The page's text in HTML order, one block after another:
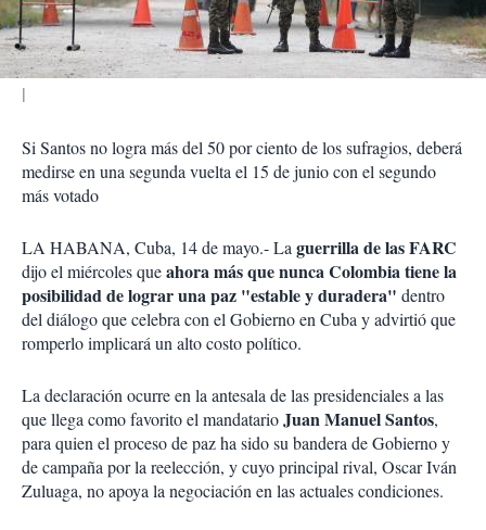
i
r
Si Santos no logra más del 50 por ciento de los sufragios, deberá
medirse en una segunda vuelta el 15 de junio con el segundo
más votado
LA HABANA, Cuba, 14 de mayo.- La guerrilla de las FARC
dijo el miércoles queahora más que nunca Colombia tiene la
posibilidad de lograr una paz "estable y duradera" dentro
del diálogo que celebra con el Gobierno en Cuba y advirtió que
romperlo implicará un alto costo político.
La declaración ocurre en la antesala de las presidenciales a las
que llega como favorito el mandatarioJuan Manuel Santos,
para quien el proceso de paz ha sido su bandera de Gobierno y
de campaña por la reelección, y cuyo principal rival, Oscar Iván
Zuluaga, no apoya la negociación en las actuales condiciones.